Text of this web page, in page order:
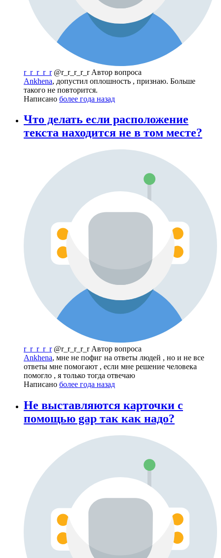
r_r_r_r_r @r_r_r_r_r Автор вопроса
Ankhena, допустил оплошность , признаю. Больше
такого не повторится.
Написано более года назад
Что делать если расположение
текста находится не в том месте?
r_r_r_r_r @r_r_r_r_r Автор вопроса
Ankhena, мне не пофиг на ответы людей , но и не все
ответы мне помогают , если мне решение человека
помогло , я только тогда отвечаю
Написано более года назад
Не выставляются карточки с
помощью gap так как надо?